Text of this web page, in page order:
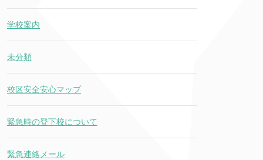
学校案内
未分類
校区安全安心マップ
緊急時の登下校について
緊急連絡メール